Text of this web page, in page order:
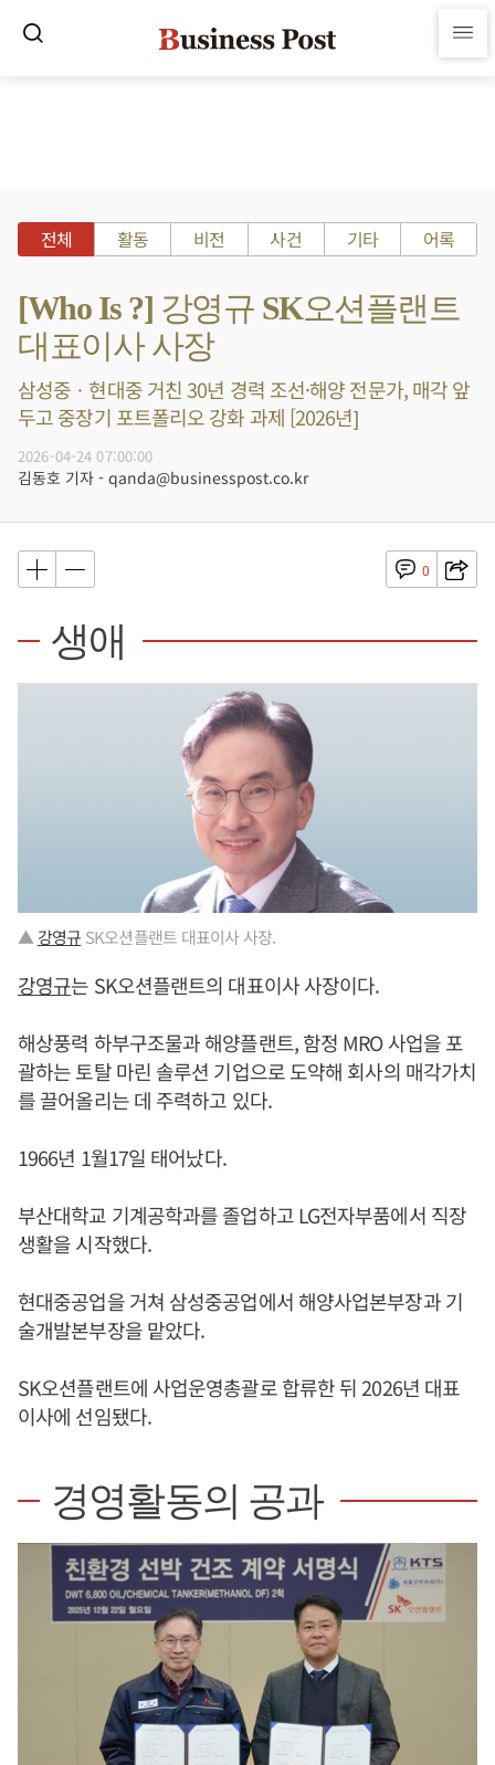
전체 활동 비전 사건 기타 어록
[Who Is ?] 강영규 SK오션플랜트
대표이사 사장
삼성중ㆍ현대중 거친 30년 경력 조선·해양 전문가, 매각 앞
두고 중장기 포트폴리오 강화 과제 [2026년]
2026-04-24 07:00:00
김동호 기자 - qanda@businesspost.co.kr
0
생애
▲ 강영규 SK오션플랜트 대표이사 사장.
강영규는 SK오션플랜트의 대표이사 사장이다.
해상풍력 하부구조물과 해양플랜트, 함정 MRO 사업을 포
괄하는 토탈 마린 솔루션 기업으로 도약해 회사의 매각가치
를 끌어올리는 데 주력하고 있다.
1966년 1월17일 태어났다.
부산대학교 기계공학과를 졸업하고 LG전자부품에서 직장
생활을 시작했다.
현대중공업을 거쳐 삼성중공업에서 해양사업본부장과 기
술개발본부장을 맡았다.
SK오션플랜트에 사업운영총괄로 합류한 뒤 2026년 대표
이사에 선임됐다.
경영활동의 공과